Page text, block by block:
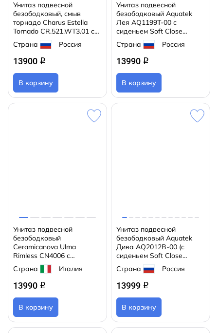
Унитаз подвесной
безободковый, смыв
торнадо Charus Estella
Tornado CR.521.WT3.01 с
сиденьем Soft Close
(микролифт)
Страна Россия
13900 q
В корзину
Унитаз подвесной
безободковый Aquatek
Лея AQ1199T-00 с
сиденьем Soft Close
(микролифт)
Страна Россия
13990 q
В корзину
Унитаз подвесной
безободковый
Ceramicanova Ulma
Rimless CN4006 с
сиденьем быстросъемным
Soft Close (микролифт)
Страна Италия
13990 q
В корзину
Унитаз подвесной
безободковый Aquatek
Дива AQ2012B-00 (с
сиденьем Soft Close
(микролифт)
Страна Россия
13999 q
В корзину